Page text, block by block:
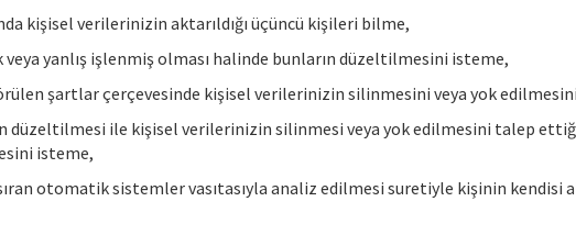
kişisel verilerinizin aktarıldığı üçüncü kişileri bilme,
yanlış işlenmiş olması halinde bunların düzeltilmesini isteme,
şartlar çerçevesinde kişisel verilerinizin silinmesini veya yok
düzeltilmesi ile kişisel verilerinizin silinmesi veya yok edilmesini talep
isteme,
otomatik sistemler vasıtasıyla analiz edilmesi suretiyle kişinin kendisi